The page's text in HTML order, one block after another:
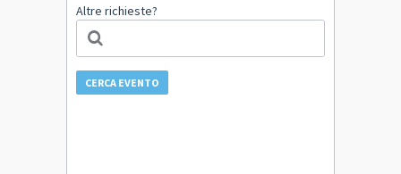
Altre richieste?
CERCA EVENTO